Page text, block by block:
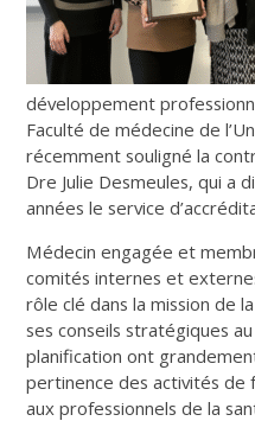
développement
Faculté de médecine de
récemment souligné la
Dre Julie Desmeules, qui a
années le service
Médecin engagée et
comités internes et
rôle clé dans la mission de
ses conseils stratégiques
planification ont
pertinence des activités
aux professionnels de la